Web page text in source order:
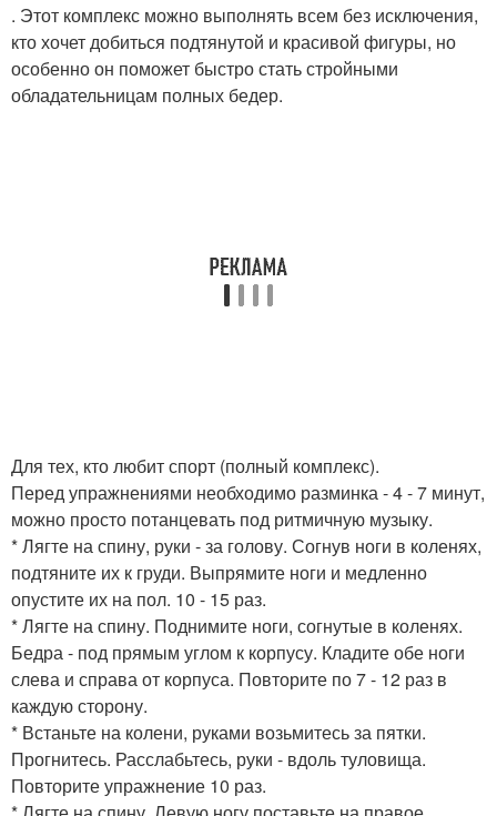
. Этот комплекс можно выполнять всем без исключения,
кто хочет добиться подтянутой и красивой фигуры, но
особенно он поможет быстро стать стройными
обладательницам полных бедер.
Для тех, кто любит спорт (полный комплекс).
Перед упражнениями необходимо разминка - 4 - 7 минут,
можно просто потанцевать под ритмичную музыку.
* Лягте на спину, руки - за голову. Согнув ноги в коленях,
подтяните их к груди. Выпрямите ноги и медленно
опустите их на пол. 10 - 15 раз.
* Лягте на спину. Поднимите ноги, согнутые в коленях.
Бедра - под прямым углом к корпусу. Кладите обе ноги
слева и справа от корпуса. Повторите по 7 - 12 раз в
каждую сторону.
* Встаньте на колени, руками возьмитесь за пятки.
Прогнитесь. Расслабьтесь, руки - вдоль туловища.
Повторите упражнение 10 раз.